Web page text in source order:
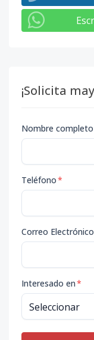
¡Solicita
Nombre completo
Teléfono*
Correo Electrónico
Interesado en*